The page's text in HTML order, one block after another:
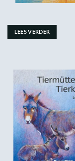
LEES VERDER